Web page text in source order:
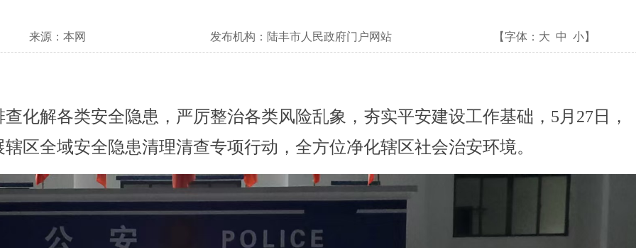
来源： 本网 发布机构： 陆丰市人民政府门户网站 【字体： 大 中 小】
解各类安全隐患，严厉整治各类风险乱象，夯实平安建设工作基础，5月27日，
区全域安全隐患清理清查专项行动，全方位净化辖区社会治安环境。